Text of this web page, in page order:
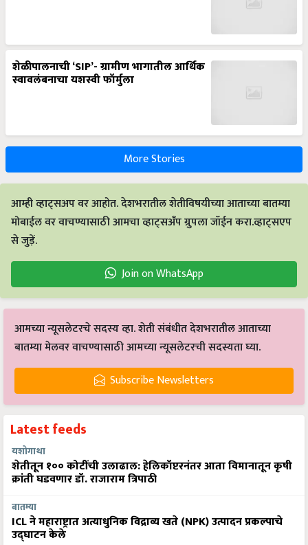
शेळीपालनाची ‘SIP’- ग्रामीण भागातील आर्थिक
स्वावलंबनाचा यशस्वी फॉर्मुला
More Stories
आम्ही व्हाट्सअप वर आहोत. देशभरातील शेतीविषयीच्या आताच्या बातम्या
मोबाईल वर वाचण्यासाठी आमचा व्हाट्सअँप ग्रुपला जॉईन करा.व्हाट्सएप
से जुड़ें.
Join on WhatsApp
आमच्या न्यूसलेटरचे सदस्य व्हा. शेती संबंधीत देशभरातील आताच्या
बातम्या मेलवर वाचण्यासाठी आमच्या न्यूसलेटरची सदस्यता घ्या.
Subscribe Newsletters
Latest feeds
यशोगाथा
शेतीतून १०० कोटींची उलाढाल: हेलिकॉप्टरनंतर आता विमानातून कृषी
क्रांती घडवणार डॉ. राजाराम त्रिपाठी
बातम्या
ICL ने महाराष्ट्रात अत्याधुनिक विद्राव्य खते (NPK) उत्पादन प्रकल्पाचे
उद्घाटन केले